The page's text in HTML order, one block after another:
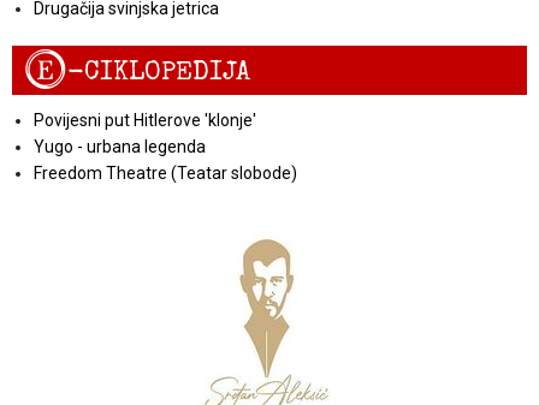
Drugačija svinjska jetrica
E-CIKLOPEDIJA
Povijesni put Hitlerove 'klonje'
Yugo - urbana legenda
Freedom Theatre (Teatar slobode)